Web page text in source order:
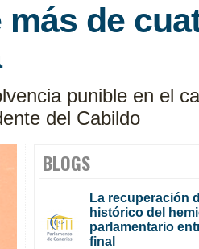
de
punible en el
del Cabildo
BLOGS
La recuperación
histórico del
parlamentario
final